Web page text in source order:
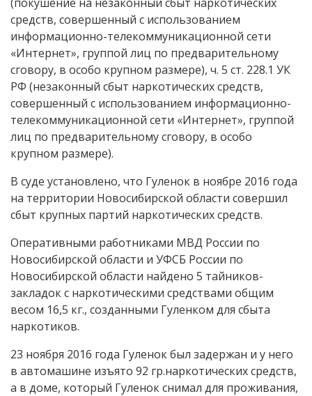
средств, совершенный с использованием
информационно-телекоммуникационной сети
«Интернет», группой лиц по предварительному
сговору, в особо крупном размере), ч. 5 ст. 228.1 УК
РФ (незаконный сбыт наркотических средств,
совершенный с использованием информационно-
телекоммуникационной сети «Интернет», группой
лиц по предварительному сговору, в особо
крупном размере).
В суде установлено, что Гуленок в ноябре 2016 года
на территории Новосибирской области совершил
сбыт крупных партий наркотических средств.
Оперативными работниками МВД России по
Новосибирской области и УФСБ России по
Новосибирской области найдено 5 тайников-
закладок с наркотическими средствами общим
весом 16,5 кг., созданными Гуленком для сбыта
наркотиков.
23 ноября 2016 года Гуленок был задержан и у него
в автомашине изъято 92 гр.наркотических средств,
а в доме, который Гуленок снимал для проживания,